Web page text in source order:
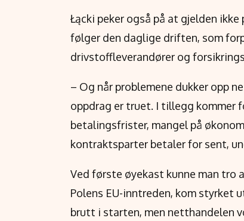
Łącki peker også på at gjelden
følger den daglige driften, som
drivstoffleverandører og
– Og når problemene dukker opp
oppdrag er truet. I tillegg kommer
betalingsfrister, mangel på
kontraktsparter betaler for sent,
Ved første øyekast kunne man tro
Polens EU-inntreden, kom styrket
brutt i starten, men netthandelen